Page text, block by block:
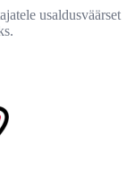
usaldusväärset